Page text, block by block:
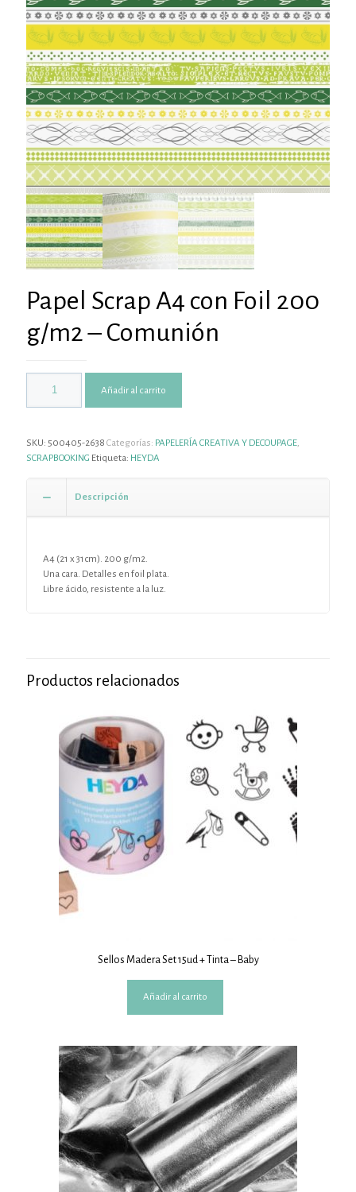
Papel Scrap A4 con Foil 200
g/m2 – Comunión
Añadir al carrito
SKU: 500405-2638 Categorías: PAPELERÍA CREATIVA Y DECOUPAGE
SCRAPBOOKING Etiqueta: HEYDA
Descripción
A4 (21 x 31cm). 200 g/m2.
Una cara. Detalles en foil plata.
Libre ácido, resistente a la luz.
Productos relacionados
Sellos Madera Set 15ud + Tinta – Baby
Añadir al carrito